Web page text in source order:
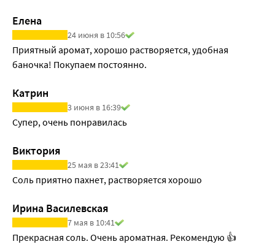
Елена
24 июня в 10:56
Приятный аромат, хорошо растворяется, удобная
баночка! Покупаем постоянно.
Катрин
3 июня в 16:39
Супер, очень понравилась
Виктория
25 мая в 23:41
Соль приятно пахнет, растворяется хорошо
Ирина Василевская
7 мая в 10:41
Прекрасная соль. Очень ароматная. Рекомендую 👍